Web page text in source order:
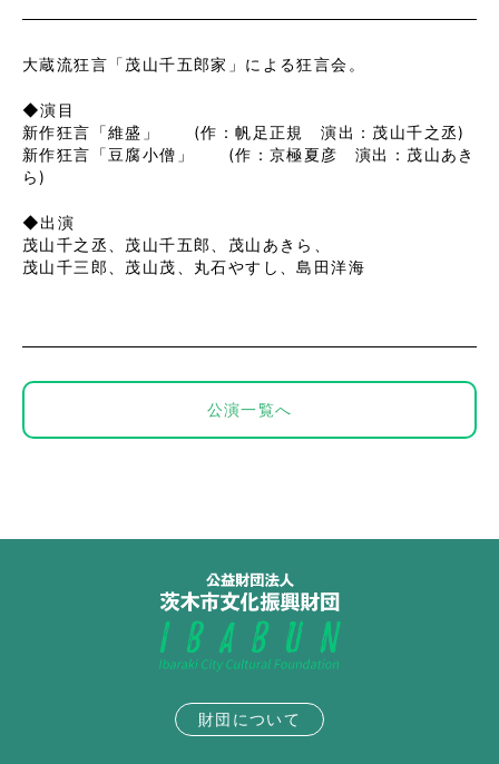
大蔵流狂言「茂山千五郎家」による狂言会。
◆演目
新作狂言「維盛」 (作：帆足正規 演出：茂山千之丞)
新作狂言「豆腐小僧」 (作：京極夏彦 演出：茂山あき
ら)
◆出演
茂山千之丞、茂山千五郎、茂山あきら、
茂山千三郎、茂山茂、丸石やすし、島田洋海
公演一覧へ
財団について